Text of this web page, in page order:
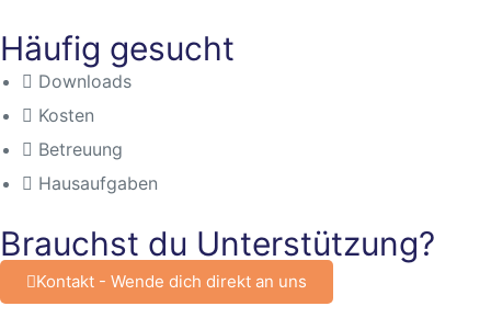
Häufig gesucht
Downloads
Kosten
Betreuung
Hausaufgaben
Brauchst du Unterstützung?
Kontakt - Wende dich direkt an uns